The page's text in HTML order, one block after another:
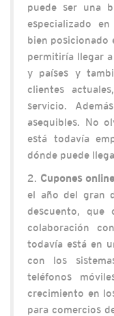
puede ser una
especializado
bien posicionado
permitiría llegar
y países y
clientes
servicio.
asequibles. No
está todavía
dónde puede
2. Cupones
el año del gran
descuento, que
colaboración
todavía está en
con los
teléfonos
crecimiento en
para comercios